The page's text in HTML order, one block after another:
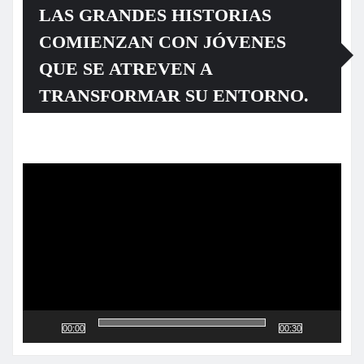
LAS GRANDES HISTORIAS
COMIENZAN CON JÓVENES
QUE SE ATREVEN A
TRANSFORMAR SU ENTORNO.
00:00 00:30